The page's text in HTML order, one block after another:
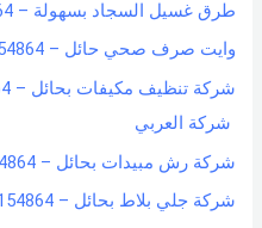
طرق غسيل السجاد بسهولة – 0551154864- شركة العربي
وايت صرف صحي حائل – 0551154864 اتصل بنا – شركة العربي
شركة العربي
شركة رش مبيدات بحائل – 0551154864 اتصل بنا – شركة العربي
شركة جلي بلاط بحائل – 0551154864 – اتصل بنا – شركة العربي